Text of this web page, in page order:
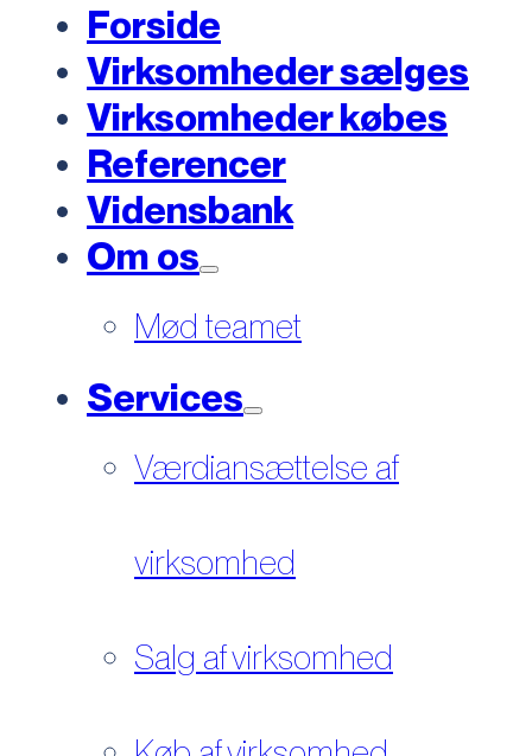
Forside
Virksomheder sælges
Virksomheder købes
Referencer
Vidensbank
Om os
Mød teamet
Services
Værdiansættelse af
virksomhed
Salg af virksomhed